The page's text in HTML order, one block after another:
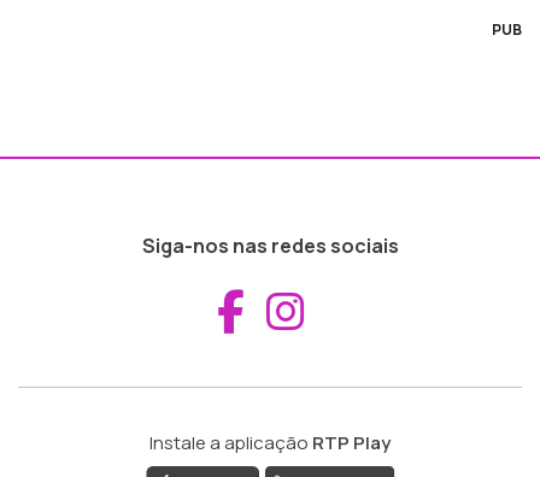
PUB
Siga-nos nas redes sociais
Aceder ao
Instale a aplicação RTP Play